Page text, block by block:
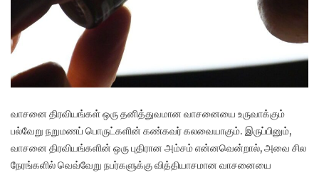
வாசனை திரவியங்கள் ஒரு தனித்துவமான வாசனையை உருவாக்கும்
பல்வேறு நறுமணப் பொருட்களின் கண்கவர் கலவையாகும். இருப்பினும்,
வாசனை திரவியங்களின் ஒரு புதிரான அம்சம் என்னவென்றால், அவை சில
நேரங்களில் வெவ்வேறு நபர்களுக்கு வித்தியாசமான வாசனையை